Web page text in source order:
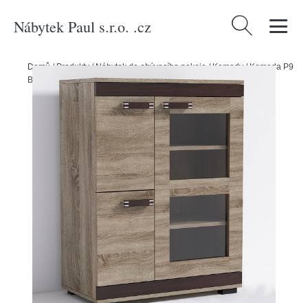
Nábytek Paul s.r.o. .cz Vyhledávání
Domů /Produkty/Nábytek do obývacího pokoje / Komody / Komoda P9
Barva korpusu: Dub - canyon, Lišta: Šedá, Barva dvířek: Šedá